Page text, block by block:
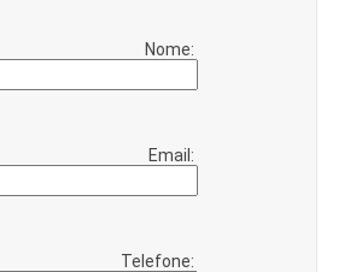
Nome:
Email:
Telefone: